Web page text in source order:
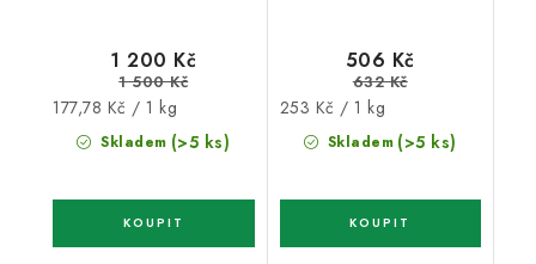
Skladem (>5 ks)
1 200 Kč
1 500 Kč
Měrná
cena:
177,78 Kč / 1 kg
Skladem (>5 ks)
506 Kč
632 Kč
Měrná
cena:
253 Kč / 1 kg